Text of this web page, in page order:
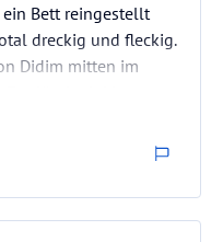
Bett reingestellt
dreckig und fleckig.
Didim mitten im
Stern Wertiges
denn man ist